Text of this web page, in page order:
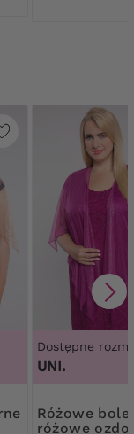
Dostępne
UNI.
Różowe bolerko w
różowe